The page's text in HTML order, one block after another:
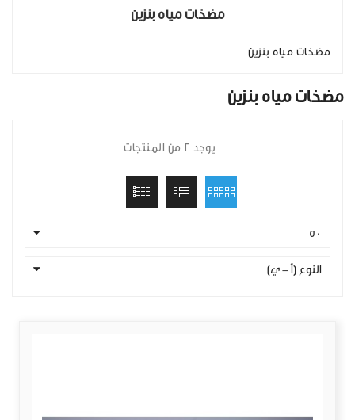
مضخات مياه بنزين
مضخات مياه بنزين
مضخات مياه بنزين
يوجد 2 من المنتجات
50
النوع (أ - ي)